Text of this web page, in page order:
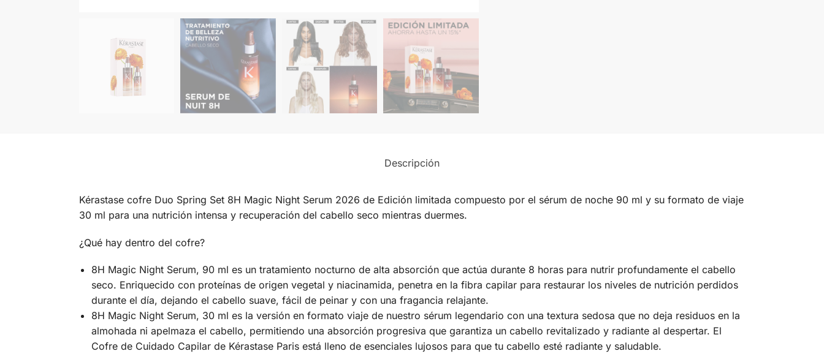
Descripción
Kérastase cofre Duo Spring Set 8H Magic Night Serum 2026 de Edición limitada compuesto por el sérum de noche 90 ml y su formato de viaje
30 ml para una nutrición intensa y recuperación del cabello seco mientras duermes.
¿Qué hay dentro del cofre?
8H Magic Night Serum, 90 ml es un tratamiento nocturno de alta absorción que actúa durante 8 horas para nutrir profundamente el cabello
seco. Enriquecido con proteínas de origen vegetal y niacinamida, penetra en la fibra capilar para restaurar los niveles de nutrición perdidos
durante el día, dejando el cabello suave, fácil de peinar y con una fragancia relajante.
8H Magic Night Serum, 30 ml es la versión en formato viaje de nuestro sérum legendario con una textura sedosa que no deja residuos en la
almohada ni apelmaza el cabello, permitiendo una absorción progresiva que garantiza un cabello revitalizado y radiante al despertar. El
Cofre de Cuidado Capilar de Kérastase Paris está lleno de esenciales lujosos para que tu cabello esté radiante y saludable.